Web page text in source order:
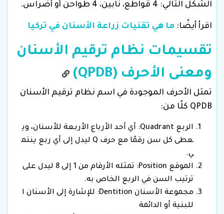
الشكل التالي: 4 قواطع، نابين، 4 طواحن أو أضراس.
اقرأ أيضًا: ما هي تقنيات زراعة الأسنان في تركيا
تقسيمات نظام ترقيم الأسنان
ومعنى الأحرف (QPDB)
تمثل الأحرف الموجودة في اسم نظام ترقيم الأسنان
QPDB كلًا من:
الربع Quadrant: أي أحد الأرباع الأربعة للأسنان، وي
عطى كل سن رقمًا مع حرف Q ليدل إلى أي ربع ينتم
ي.
الموقع Position: تمثله الأرقام من 1 إلى 8 ليدل على
ترتيب السن في الربع الخاص به.
مجموعة الأسنان Dentition: للإشارة إلى الأسنان ا
للبنية أو الدائمة